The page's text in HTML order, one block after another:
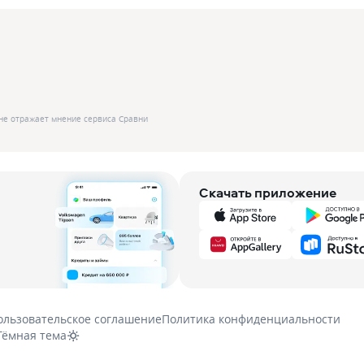
отражает мнение сервиса Сравни
Скачать приложение
соглашениеПолитика конфиденциальности
тема